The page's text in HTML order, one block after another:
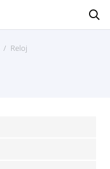
/ Reloj